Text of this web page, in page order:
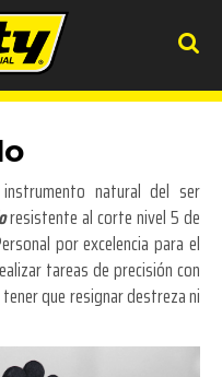
natural del ser
resistente al corte nivel 5 de
por excelencia para el
tareas de precisión con
que resignar destreza ni